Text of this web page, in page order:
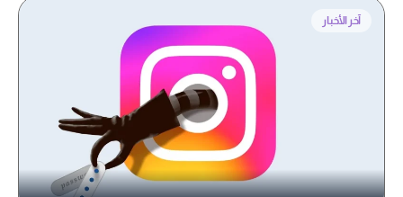
آخر الأخبار